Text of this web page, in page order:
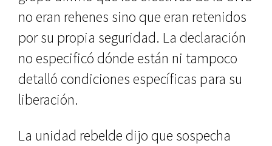
no eran rehenes sino que eran retenidos
por su propia seguridad. La declaración
no especificó dónde están ni tampoco
detalló condiciones específicas para su
liberación.
La unidad rebelde dijo que sospecha